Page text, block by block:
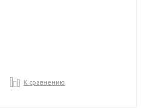
К сравнению